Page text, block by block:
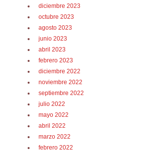
diciembre 2023
octubre 2023
agosto 2023
junio 2023
abril 2023
febrero 2023
diciembre 2022
noviembre 2022
septiembre 2022
julio 2022
mayo 2022
abril 2022
marzo 2022
febrero 2022